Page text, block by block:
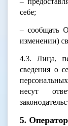
себе;
– сообщать
изменении)
4.3. Лица,
сведения о
несут
5.